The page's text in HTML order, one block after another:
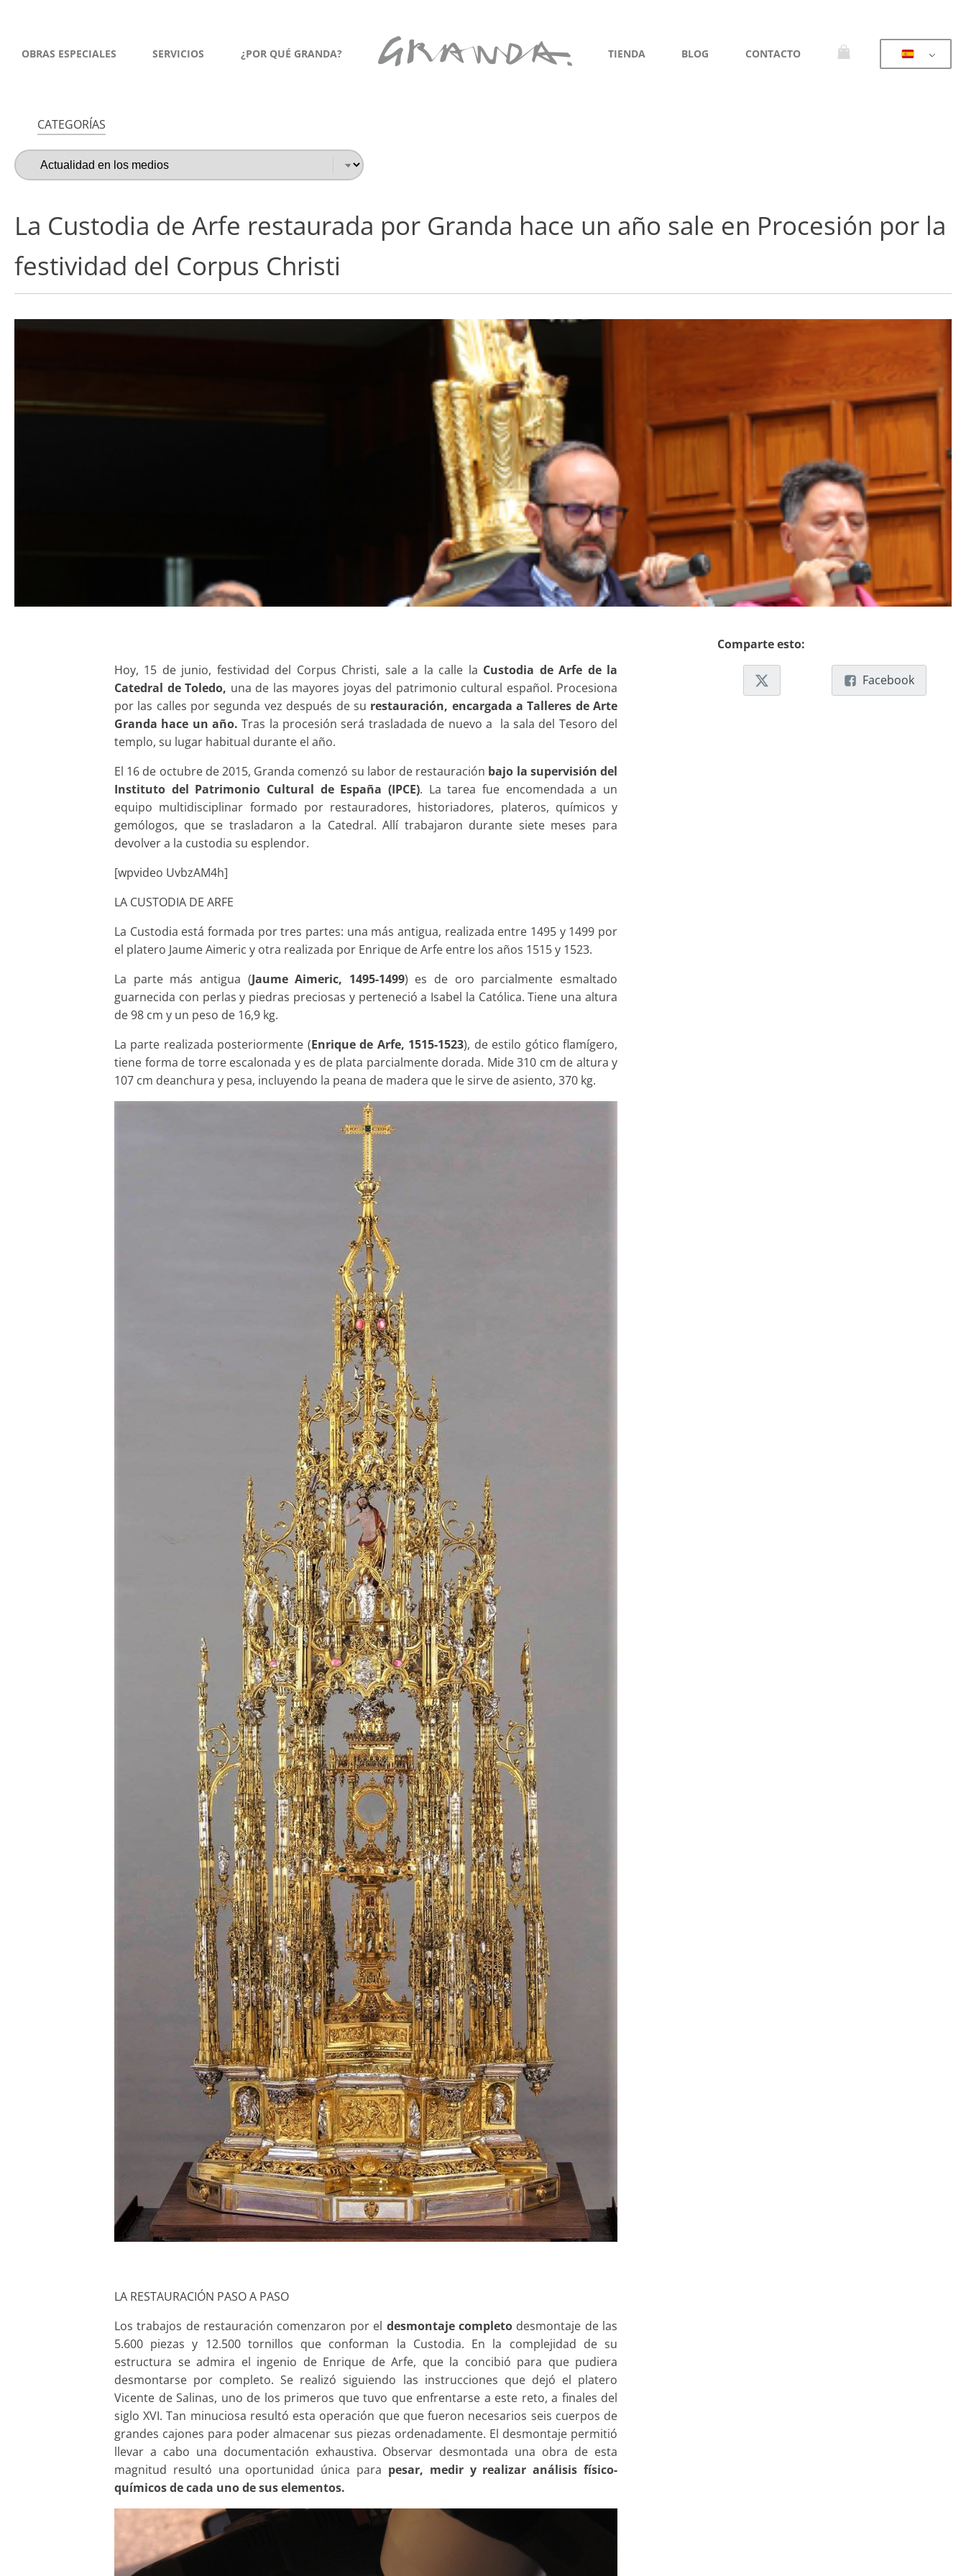
OBRAS ESPECIALES SERVICIOS ¿POR QUÉ GRANDA? TIENDA BLOG CONTACTO
CATEGORÍAS
La Custodia de Arfe restaurada por Granda hace un año sale en Procesión por la
festividad del Corpus Christi
Hoy, 15 de junio, festividad del Corpus Christi, sale a la calle la Custodia de Arfe de la
Catedral de Toledo, una de las mayores joyas del patrimonio cultural español. Procesiona
por las calles por segunda vez después de su restauración, encargada a Talleres de Arte
Granda hace un año. Tras la procesión será trasladada de nuevo a la sala del Tesoro del
templo, su lugar habitual durante el año.
El 16 de octubre de 2015, Granda comenzó su labor de restauración bajo la supervisión del
Instituto del Patrimonio Cultural de España (IPCE). La tarea fue encomendada a un
equipo multidisciplinar formado por restauradores, historiadores, plateros, químicos y
gemólogos, que se trasladaron a la Catedral. Allí trabajaron durante siete meses para
devolver a la custodia su esplendor.
[wpvideo UvbzAM4h]
LA CUSTODIA DE ARFE
La Custodia está formada por tres partes: una más antigua, realizada entre 1495 y 1499 por
el platero Jaume Aimeric y otra realizada por Enrique de Arfe entre los años 1515 y 1523.
La parte más antigua (Jaume Aimeric, 1495-1499) es de oro parcialmente esmaltado
guarnecida con perlas y piedras preciosas y perteneció a Isabel la Católica. Tiene una altura
de 98 cm y un peso de 16,9 kg.
La parte realizada posteriormente (Enrique de Arfe, 1515-1523), de estilo gótico flamígero,
tiene forma de torre escalonada y es de plata parcialmente dorada. Mide 310 cm de altura y
107 cm deanchura y pesa, incluyendo la peana de madera que le sirve de asiento, 370 kg.
LA RESTAURACIÓN PASO A PASO
Los trabajos de restauración comenzaron por el desmontaje completodesmontaje de las
5.600 piezas y 12.500 tornillos que conforman la Custodia. En la complejidad de su
estructura se admira el ingenio de Enrique de Arfe, que la concibió para que pudiera
desmontarse por completo. Se realizó siguiendo las instrucciones que dejó el platero
Vicente de Salinas, uno de los primeros que tuvo que enfrentarse a este reto, a finales del
siglo XVI. Tan minuciosa resultó esta operación que que fueron necesarios seis cuerpos de
grandes cajones para poder almacenar sus piezas ordenadamente. El desmontaje permitió
llevar a cabo una documentación exhaustiva. Observar desmontada una obra de esta
magnitud resultó una oportunidad única para pesar, medir y realizar análisis físico-
químicos de cada uno de sus elementos.
Comparte esto:
Facebook